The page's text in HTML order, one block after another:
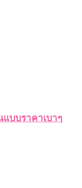
บบราคาเบาๆ